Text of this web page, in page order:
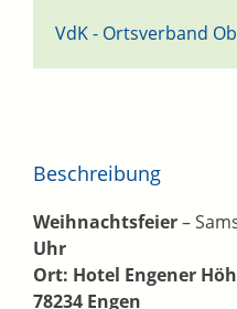
Beschreibung
Weihnachtsfeier–
Uhr
Ort: Hotel Engener
78234 Engen
VdK - Ortsverband